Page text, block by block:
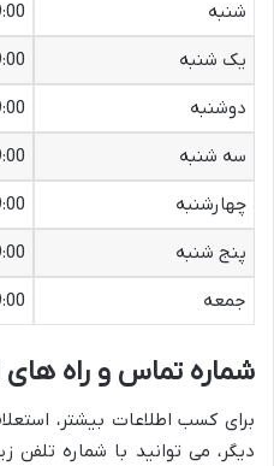
شنبه
– 23:00
یک شنبه
– 23:00
دوشنبه
– 23:00
سه شنبه
– 23:00
چهارشنبه
– 23:00
پنج شنبه
– 23:00
جمعه
– 23:00
شماره تماس و راه های
برای کسب اطلاعات بیشتر،
دیگر، می توانید با شماره